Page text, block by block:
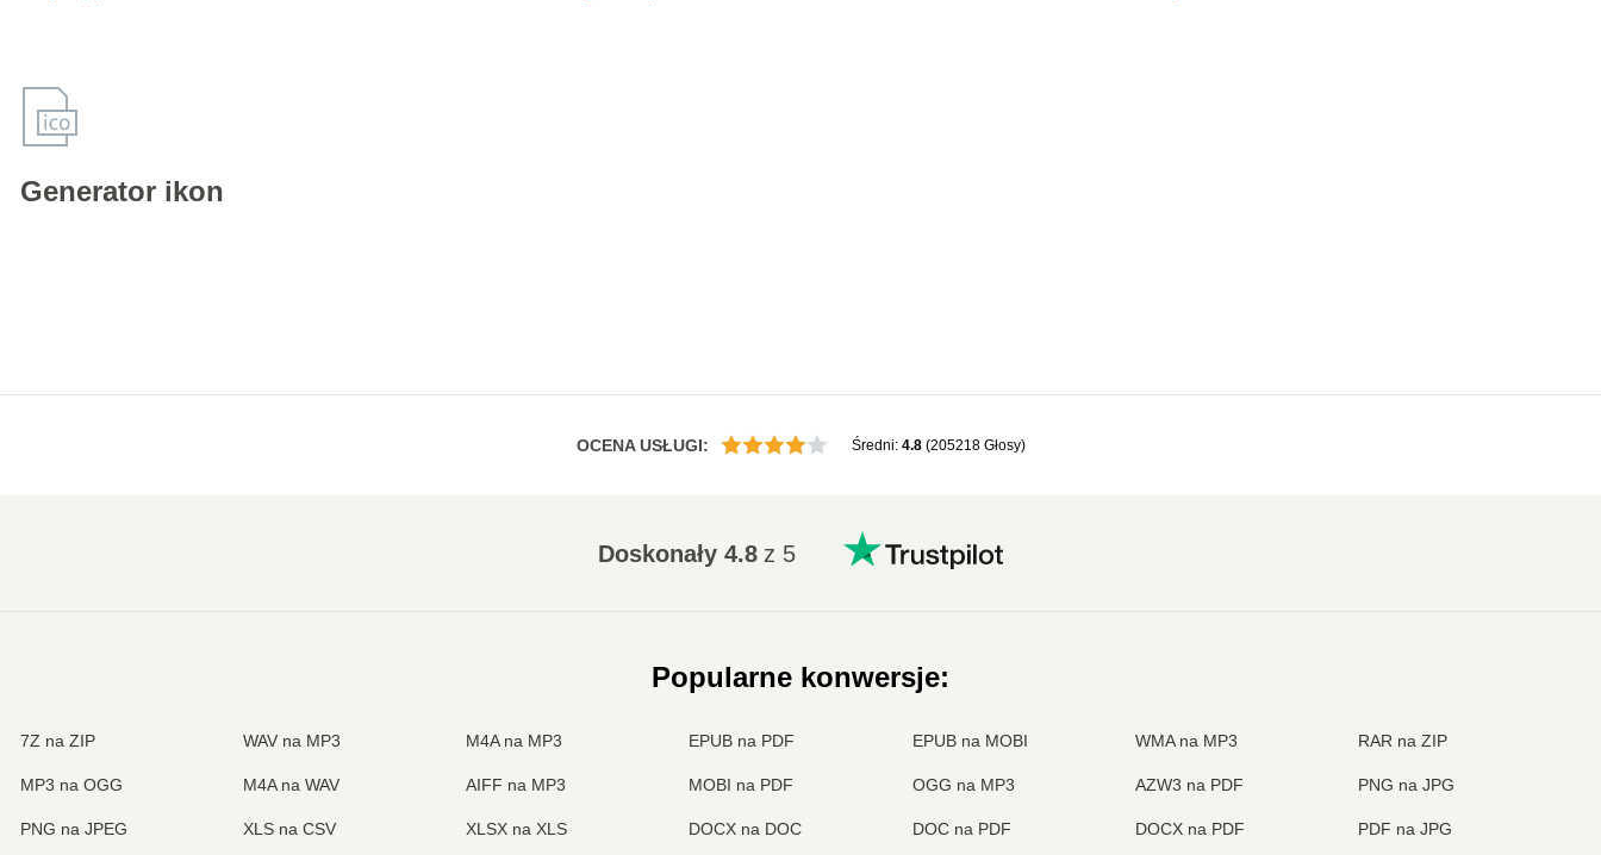
Generator ikon
OCENA USŁUGI: Średni: 4.8 (205218 Głosy)
Doskonały 4.8 z 5
Popularne konwersje:
7Z na ZIP WAV na MP3 M4A na MP3 EPUB na PDF EPUB na MOBI WMA na MP3 RAR na ZIP
MP3 na OGG M4A na WAV AIFF na MP3 MOBI na PDF OGG na MP3 AZW3 na PDF PNG na JPG
PNG na JPEG XLS na CSV XLSX na XLS DOCX na DOC DOC na PDF DOCX na PDF PDF na JPG